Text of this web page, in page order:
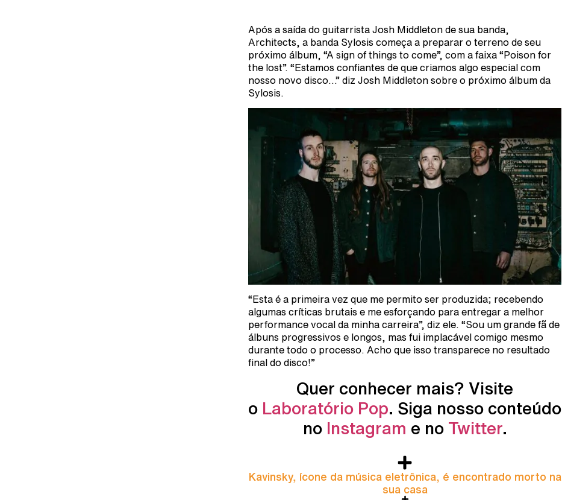
Após a saída do guitarrista Josh Middleton de sua banda,
Architects, a banda Sylosis começa a preparar o terreno de seu
próximo álbum, “A sign of things to come”, com a faixa “Poison for
the lost”. “Estamos confiantes de que criamos algo especial com
nosso novo disco…” diz Josh Middleton sobre o próximo álbum da
Sylosis.
“Esta é a primeira vez que me permito ser produzida; recebendo
algumas críticas brutais e me esforçando para entregar a melhor
performance vocal da minha carreira”, diz ele. “Sou um grande fã de
álbuns progressivos e longos, mas fui implacável comigo mesmo
durante todo o processo. Acho que isso transparece no resultado
final do disco!”
Quer conhecer mais? Visite
o Laboratório Pop. Siga nosso conteúdo
no Instagram e no Twitter.
Kavinsky, ícone da música eletrônica, é encontrado morto na
sua casa